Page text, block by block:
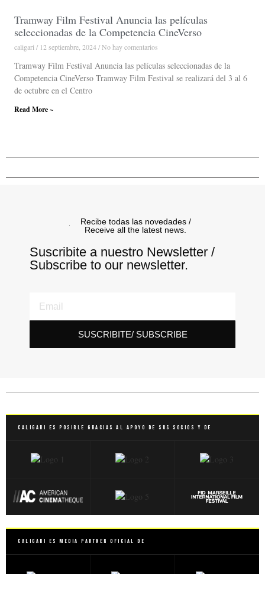
Tramway Film Festival Anuncia las películas
seleccionadas de la Competencia CineVerso
caligari 12 septiembre, 2024 No hay comentarios
Tramway Film Festival Anuncia las películas seleccionadas de la
Competencia CineVerso Tramway Film Festival se realizará del 3 al 6
de octubre en el Centro
Read More ~
Recibe todas las novedades /
Receive all the latest news.
Suscribite a nuestro Newsletter /
Subscribe to our newsletter.
SUSCRIBITE/ SUBSCRIBE
Caligari es posible gracias al apoyo de sus socios y de
Caligari es Media Partner Oficial de